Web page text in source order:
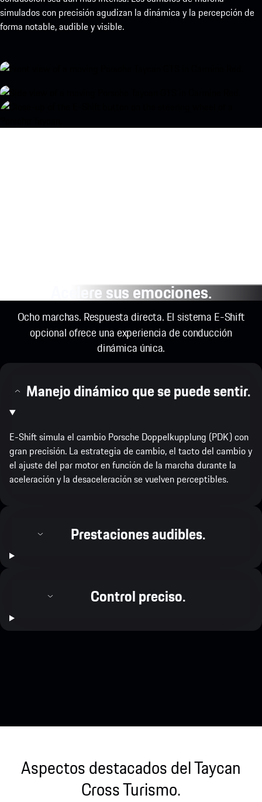
simulados con precisión agudizan la dinámica y la percepción de
forma notable, audible y visible.
Acelere sus emociones.
Ocho marchas. Respuesta directa. El sistema E-Shift
opcional ofrece una experiencia de conducción
dinámica única.
Manejo dinámico que se puede sentir.
E-Shift simula el cambio Porsche Doppelkupplung (PDK) con
gran precisión. La estrategia de cambio, el tacto del cambio y
el ajuste del par motor en función de la marcha durante la
aceleración y la desaceleración se vuelven perceptibles.
Prestaciones audibles.
Control preciso.
Aspectos destacados del Taycan
Cross Turismo.